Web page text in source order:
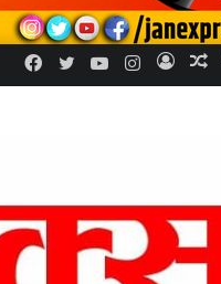
Log
Instagram
YouTube
Twitter
Facebook